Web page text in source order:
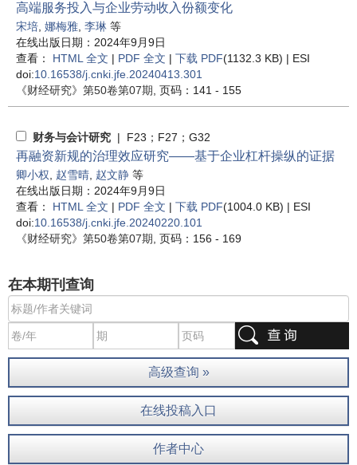
高端服务投入与企业劳动收入份额变化
宋培 娜梅雅 李琳 等
在线出版日期：2024年9月9日
查看： HTML 全文 | PDF 全文 | 下载 PDF(1132.3 KB) | ESI
doi:10.16538/j.cnki.jfe.20240413.301
《财经研究》 第50卷第07期 , 页码：141 - 155
财务与会计研究 | F23；F27；G32
再融资新规的治理效应研究——基于企业杠杆操纵的证据
卿小权 赵雪晴 赵文静 等
在线出版日期：2024年9月9日
查看： HTML 全文 | PDF 全文 | 下载 PDF(1004.0 KB) | ESI
doi:10.16538/j.cnki.jfe.20240220.101
《财经研究》 第50卷第07期 , 页码：156 - 169
在本期刊查询
高级查询 »
在线投稿入口
作者中心